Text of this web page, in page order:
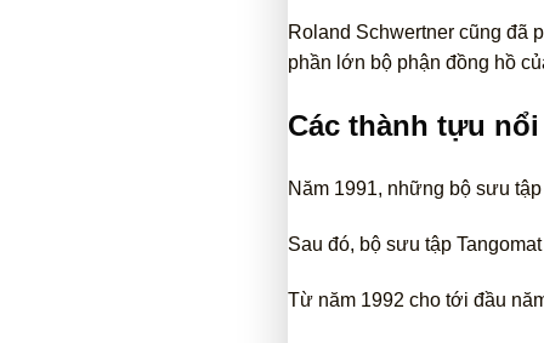
Roland Schwertner cũng đã
phần lớn bộ phận đồng hồ
Các thành tựu
Năm 1991, những bộ sưu
Sau đó, bộ sưu tập
Từ năm 1992 cho tới đầu